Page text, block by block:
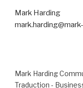
Mark Harding
Mark Harding
Traduction -